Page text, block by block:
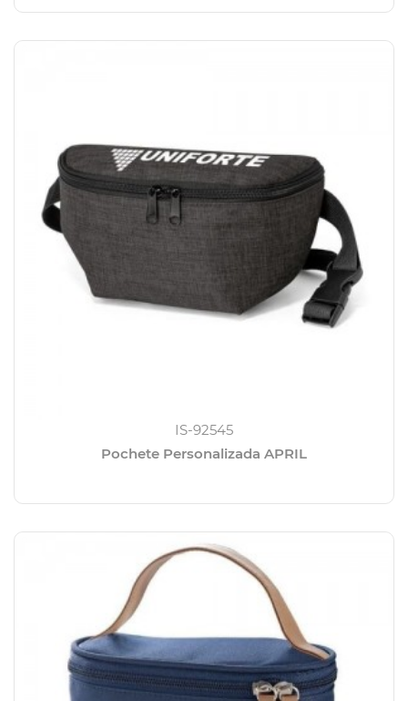
IS-92545
Pochete Personalizada APRIL